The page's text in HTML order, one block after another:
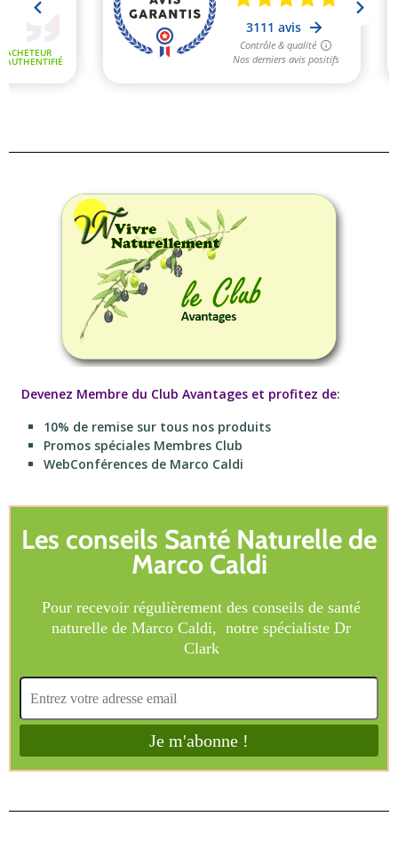
Devenez Membre du Club Avantages et profitez de:
10% de remise sur tous nos produits
Promos spéciales Membres Club
WebConférences de Marco Caldi